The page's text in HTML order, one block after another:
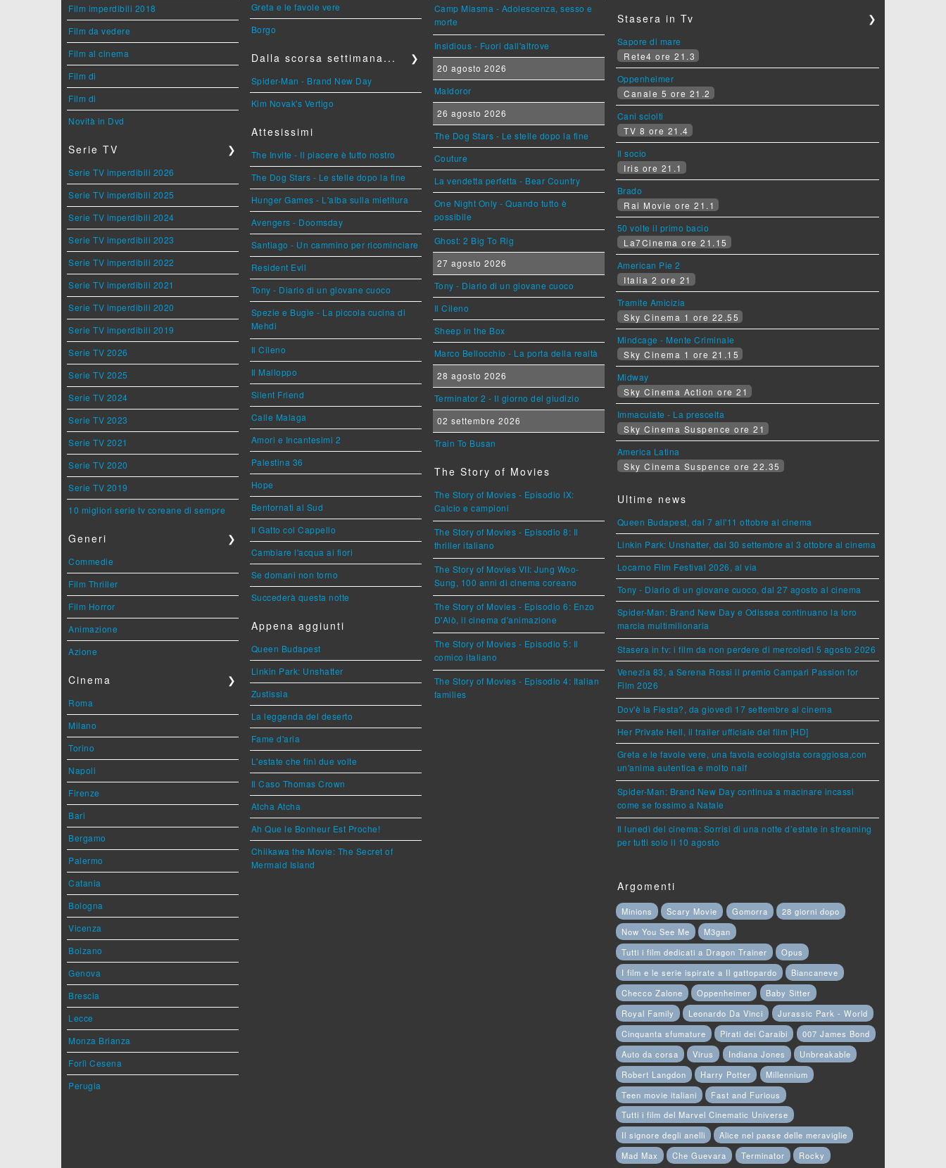
Film imperdibili 2018
Film da vedere
Film al cinema
Film di
Film di
Novità in Dvd
Serie TV ❯
Serie TV imperdibili 2026
Serie TV imperdibili 2025
Serie TV imperdibili 2024
Serie TV imperdibili 2023
Serie TV imperdibili 2022
Serie TV imperdibili 2021
Serie TV imperdibili 2020
Serie TV imperdibili 2019
Serie TV 2026
Serie TV 2025
Serie TV 2024
Serie TV 2023
Serie TV 2021
Serie TV 2020
Serie TV 2019
10 migliori serie tv coreane di sempre
Generi ❯
Commedie
Film Thriller
Film Horror
Animazione
Azione
Cinema ❯
Roma
Milano
Torino
Napoli
Firenze
Bari
Bergamo
Palermo
Catania
Bologna
Vicenza
Bolzano
Genova
Brescia
Lecce
Monza Brianza
Forlì Cesena
Perugia
Greta e le favole vere
Borgo
Dalla scorsa settimana... ❯
Spider-Man - Brand New Day
Kim Novak's Vertigo
Attesissimi
The Invite - Il piacere è tutto nostro
The Dog Stars - Le stelle dopo la fine
Hunger Games - L'alba sulla mietitura
Avengers - Doomsday
Santiago - Un cammino per ricominciare
Resident Evil
Tony - Diario di un giovane cuoco
Spezie e Bugie - La piccola cucina di
Mehdi
Il Cileno
Il Malloppo
Silent Friend
Calle Malaga
Amori e Incantesimi 2
Palestina 36
Hope
Bentornati al Sud
Il Gatto col Cappello
Cambiare l'acqua ai fiori
Se domani non torno
Succederà questa notte
Appena aggiunti
Queen Budapest
Linkin Park: Unshatter
Zustissia
La leggenda del deserto
Fame d'aria
L'estate che finì due volte
Il Caso Thomas Crown
Atcha Atcha
Ah Que le Bonheur Est Proche!
Chiikawa the Movie: The Secret of
Mermaid Island
Camp Miasma - Adolescenza, sesso e
morte
Insidious - Fuori dall'altrove
20 agosto 2026
Maldoror
26 agosto 2026
The Dog Stars - Le stelle dopo la fine
Couture
La vendetta perfetta - Bear Country
One Night Only - Quando tutto è
possibile
Ghost: 2 Big To Rig
27 agosto 2026
Tony - Diario di un giovane cuoco
Il Cileno
Sheep in the Box
Marco Bellocchio - La porta della realtà
28 agosto 2026
Terminator 2 - Il giorno del giudizio
02 settembre 2026
Train To Busan
The Story of Movies
The Story of Movies - Episodio IX:
Calcio e campioni
The Story of Movies - Episodio 8: Il
thriller italiano
The Story of Movies VII: Jung Woo-
Sung, 100 anni di cinema coreano
The Story of Movies - Episodio 6: Enzo
D'Alò, il cinema d'animazione
The Story of Movies - Episodio 5: Il
comico italiano
The Story of Movies - Episodio 4: Italian
families
Stasera in Tv ❯
Sapore di mare
Rete4 ore 21.3
Oppenheimer
Canale 5 ore 21.2
Cani sciolti
TV 8 ore 21.4
Il socio
Iris ore 21.1
Brado
Rai Movie ore 21.1
50 volte il primo bacio
La7Cinema ore 21.15
American Pie 2
Italia 2 ore 21
Tramite Amicizia
Sky Cinema 1 ore 22.55
Mindcage - Mente Criminale
Sky Cinema 1 ore 21.15
Midway
Sky Cinema Action ore 21
Immaculate - La prescelta
Sky Cinema Suspence ore 21
America Latina
Sky Cinema Suspence ore 22.35
Ultime news
Queen Budapest, dal 7 all'11 ottobre al cinema
Linkin Park: Unshatter, dal 30 settembre al 3 ottobre al cinema
Locarno Film Festival 2026, al via
Tony - Diario di un giovane cuoco, dal 27 agosto al cinema
Spider-Man: Brand New Day e Odissea continuano la loro
marcia multimilionaria
Stasera in tv: i film da non perdere di mercoledì 5 agosto 2026
Venezia 83, a Serena Rossi il premio Campari Passion for
Film 2026
Dov'è la Fiesta?, da giovedì 17 settembre al cinema
Her Private Hell, il trailer ufficiale del film [HD]
Greta e le favole vere, una favola ecologista coraggiosa,con
un'anima autentica e molto naïf
Spider-Man: Brand New Day continua a macinare incassi
come se fossimo a Natale
Il lunedì del cinema: Sorrisi di una notte d’estate in streaming
per tutti solo il 10 agosto
Argomenti
Minions Scary Movie Gomorra
28 giorni dopo
Now You See Me
M3gan
Tutti i film dedicati a Dragon Trainer
Opus
I film e le serie ispirate a Il gattopardo
Biancaneve
Checco Zalone
Oppenheimer
Baby Sitter
Royal Family
Leonardo Da Vinci
Jurassic Park - World
Cinquanta sfumature
Pirati dei Caraibi
007 James Bond
Auto da corsa
Virus Indiana Jones
Unbreakable
Robert Langdon
Harry Potter
Millennium
Teen movie italiani
Fast and Furious
Tutti i film del Marvel Cinematic Universe
Il signore degli anelli
Alice nel paese delle meraviglie
Mad Max
Che Guevara Terminator Rocky